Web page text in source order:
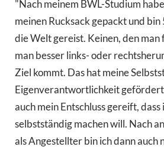
"Nach meinem BWL-Studium
meinen Rucksack gepackt und
die Welt gereist. Keinen, den man
man besser links- oder
Ziel kommt. Das hat meine
Eigenverantwortlichkeit
auch mein Entschluss gereift,
selbstständig machen will. Nach
als Angestellter bin ich dann auch